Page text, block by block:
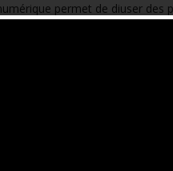
permet de diuser des
chaîne analogique.
?